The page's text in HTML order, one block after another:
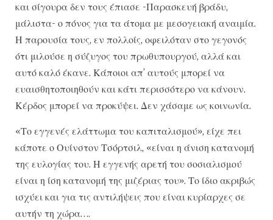
και σίγουρα δεν τους έπιασε -Παρασκευή βράδυ,
μάλιστα- ο πόνος για τα άτομα με μεσογειακή αναιμία.
Η παρουσία τους, εν πολλοίς, οφειλόταν στο γεγονός
ότι μιλούσε η σύζυγος του πρωθυπουργού, αλλά και
αυτό καλό έκανε. Κάποιοι απ’ αυτούς μπορεί να
ευαισθητοποιηθούν και κάτι περισσότερο να κάνουν.
Κέρδος μπορεί να προκύψει. Δεν χάσαμε ως κοινωνία.
«Το εγγενές ελάττωμα του καπιταλισμού», είχε πει
κάποτε ο Ουίνστον Τσόρτσιλ, «είναι η άνιση κατανομή
της ευλογίας του. Η εγγενής αρετή του σοσιαλισμού
είναι η ίση κατανομή της μιζέριας του». Το ίδιο ακριβώς
ισχύει και για τις αντιλήψεις που είναι κυρίαρχες σε
αυτήν τη χώρα….